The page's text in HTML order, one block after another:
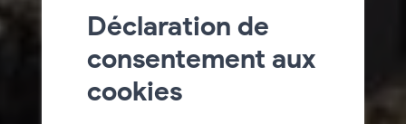
Déclaration de
consentement aux
cookies